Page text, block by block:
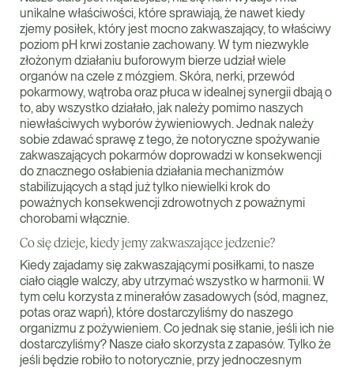
unikalne właściwości, które sprawiają, że nawet kiedy
zjemy posiłek, który jest mocno zakwaszający, to właściwy
poziom pH krwi zostanie zachowany. W tym niezwykle
złożonym działaniu buforowym bierze udział wiele
organów na czele z mózgiem. Skóra, nerki, przewód
pokarmowy, wątroba oraz płuca w idealnej synergii dbają o
to, aby wszystko działało, jak należy pomimo naszych
niewłaściwych wyborów żywieniowych. Jednak należy
sobie zdawać sprawę z tego, że notoryczne spożywanie
zakwaszających pokarmów doprowadzi w konsekwencji
do znacznego osłabienia działania mechanizmów
stabilizujących a stąd już tylko niewielki krok do
poważnych konsekwencji zdrowotnych z poważnymi
chorobami włącznie.
Co się dzieje, kiedy jemy zakwaszające jedzenie?
Kiedy zajadamy się zakwaszającymi posiłkami, to nasze
ciało ciągle walczy, aby utrzymać wszystko w harmonii. W
tym celu korzysta z minerałów zasadowych (sód, magnez,
potas oraz wapń), które dostarczyliśmy do naszego
organizmu z pożywieniem. Co jednak się stanie, jeśli ich nie
dostarczyliśmy? Nasze ciało skorzysta z zapasów. Tylko że
jeśli będzie robiło to notorycznie, przy jednoczesnym